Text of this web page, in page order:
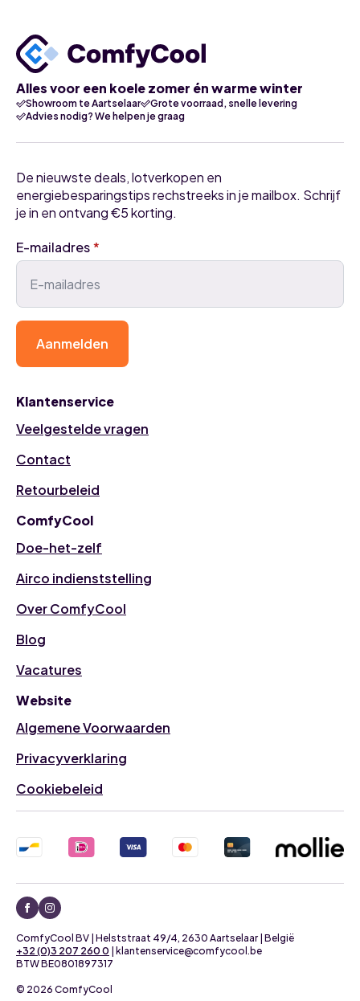
Alles voor een koele zomer én warme winter
Showroom te Aartselaar
Grote voorraad, snelle levering
Advies nodig? We helpen je graag
Klantenservice
Veelgestelde vragen
Contact
Retourbeleid
ComfyCool
Doe-het-zelf
Airco indienststelling
Over ComfyCool
Blog
Vacatures
Website
Algemene Voorwaarden
Privacyverklaring
Cookiebeleid
De nieuwste deals, lotverkopen en
energiebesparingstips rechstreeks in je mailbox. Schrijf
je in en ontvang €5 korting.
E-mailadres*
Aanmelden
© 2026 ComfyCool
+32 (0)3 207 260 0 | klantenservice@comfycool.be
BTW BE0801897317
ComfyCool BV | Helststraat 49/4, 2630 Aartselaar | België